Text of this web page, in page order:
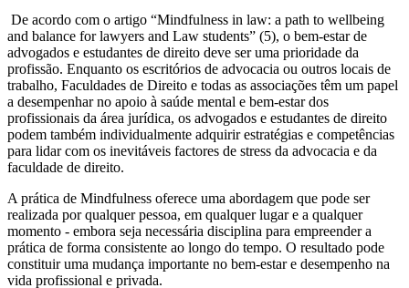
De acordo com o artigo “Mindfulness in law: a path to wellbeing
and balance for lawyers and Law students” (5), o bem-estar de
advogados e estudantes de direito deve ser uma prioridade da
profissão. Enquanto os escritórios de advocacia ou outros locais de
trabalho, Faculdades de Direito e todas as associações têm um papel
a desempenhar no apoio à saúde mental e bem-estar dos
profissionais da área jurídica, os advogados e estudantes de direito
podem também individualmente adquirir estratégias e competências
para lidar com os inevitáveis factores de stress da advocacia e da
faculdade de direito.
A prática de Mindfulness oferece uma abordagem que pode ser
realizada por qualquer pessoa, em qualquer lugar e a qualquer
momento - embora seja necessária disciplina para empreender a
prática de forma consistente ao longo do tempo. O resultado pode
constituir uma mudança importante no bem-estar e desempenho na
vida profissional e privada.